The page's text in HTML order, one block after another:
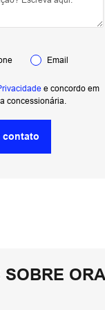
Email
e concordo em
concessionária.
contato